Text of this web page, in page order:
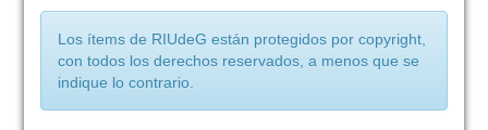
Los ítems de RIUdeG están protegidos por copyright,
con todos los derechos reservados, a menos que se
indique lo contrario.